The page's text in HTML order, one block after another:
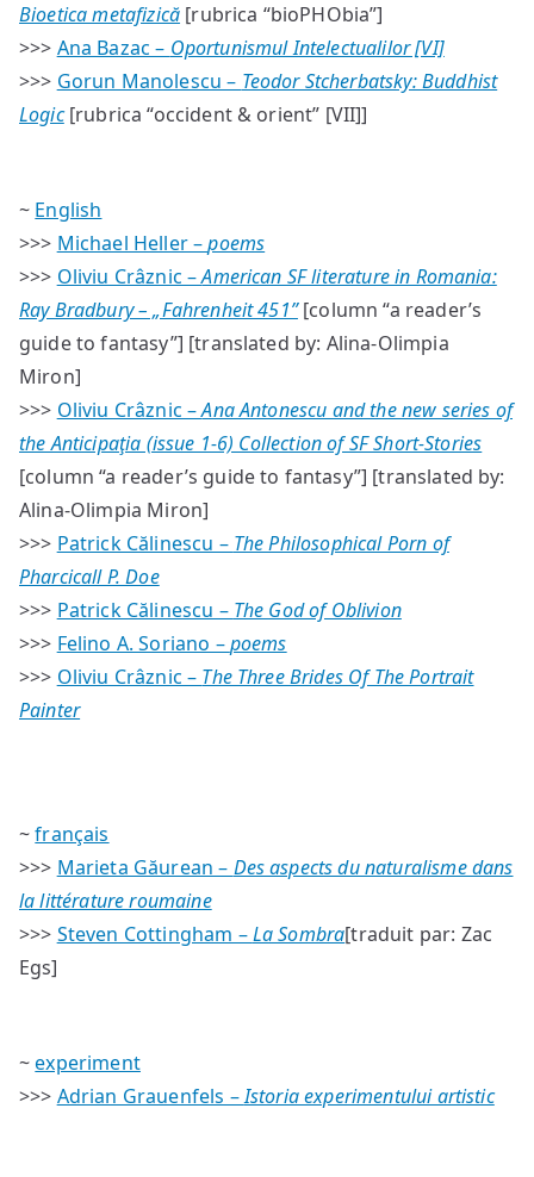
Bioetica metafizică [rubrica “bioPHObia”]
>>> Ana Bazac – Oportunismul Intelectualilor [VI]
>>> Gorun Manolescu – Teodor Stcherbatsky: Buddhist
Logic[rubrica “occident & orient” [VII]]
~ English
>>> Michael Heller –poems
>>> Oliviu Crâznic –American SF literature in Romania:
Ray Bradbury – „Fahrenheit 451”[column “a reader’s
guide to fantasy”] [translated by: Alina-Olimpia
Miron]
>>> Oliviu Crâznic –Ana Antonescu and the new series of
the Anticipaţia (issue 1-6) Collection of SF Short-Stories
[column “a reader’s guide to fantasy”] [translated by:
Alina-Olimpia Miron]
>>> Patrick Călinescu – The Philosophical Porn of
Pharcicall P. Doe
>>> Patrick Călinescu – The God of Oblivion
>>> Felino A. Soriano –poems
>>> Oliviu Crâznic – The Three Brides Of The Portrait
Painter
~français
>>> Marieta Găurean – Des aspects du naturalisme dans
la littérature roumaine
>>> Steven Cottingham –La Sombra[traduit par: Zac
Egs]
~experiment
>>> Adrian Grauenfels –Istoria experimentului artistic